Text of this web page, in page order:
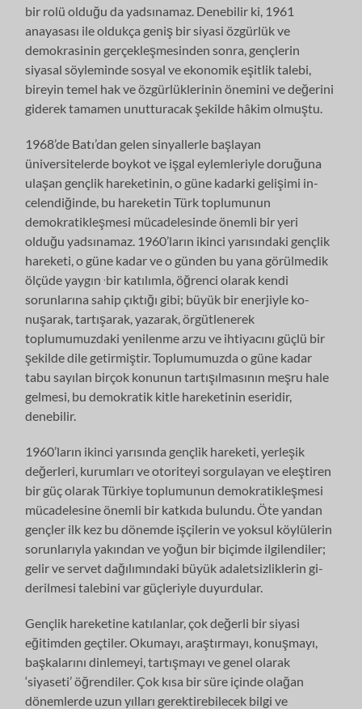
bir rolü olduğu da yadsınamaz. Denebilir ki, 1961
anayasası ile ol­dukça geniş bir siyasi özgürlük ve
demokrasinin gerçekleşmesinden sonra, gençlerin
siyasal söyleminde sosyal ve ekonomik eşitlik talebi,
bireyin temel hak ve özgürlüklerinin önemini ve değerini
giderek tamamen unutturacak şe­kilde hâkim olmuştu.
1968’de Batı’dan gelen sinyallerle başlayan
üniversitelerde boykot ve işgal eylemleriyle doruğuna
ulaşan gençlik hareketinin, o güne kadarki gelişimi in­
celendiğinde, bu hareketin Türk toplumunun
demokratikleşmesi mücadelesin­de önemli bir yeri
olduğu yadsınamaz. 1960’ların ikinci yarısındaki gençlik
ha­reketi, o güne kadar ve o günden bu yana görülmedik
ölçüde yaygınbir katı­lımla, öğrenci olarak kendi
sorunlarına sahip çıktığı gibi; büyük bir enerjiyle ko­
nuşarak, tartışarak, yazarak, örgütlenerek
toplumumuzdaki yenilenme arzu ve ihtiyacını güçlü bir
şekilde dile getirmiştir. Toplumumuzda o güne kadar
tabu sayılan bir­çok konunun tartışılmasının meşru hale
gelmesi, bu demokratik kitle hareketi­nin eseridir,
denebilir.
1960’ların ikinci yarısında gençlik hareketi, yerleşik
değerleri, kurumları ve otoriteyi sorgulayan ve eleştiren
bir güç olarak Türkiye toplumunun demokra­tikleşmesi
mücadelesine önemli bir katkıda bulundu. Öte yandan
gençler ilk kez bu dönemde işçilerin ve yoksul köylülerin
sorunlarıyla yakından ve yoğun bir biçimde ilgilendiler;
gelir ve servet dağılımındaki büyük adaletsizliklerin gi­
derilmesi talebini var güçleriyle duyurdular.
Gençlik hareketine katılanlar, çok değerli bir siyasi
eğitimden geçtiler. Oku­mayı, araştırmayı, konuşmayı,
başkalarını dinlemeyi, tartışmayı ve genel ola­rak
‘siyaseti’ öğrendiler. Çok kısa bir süre içinde olağan
dönemlerde uzun yıl­ları gerektirebilecek bilgi ve